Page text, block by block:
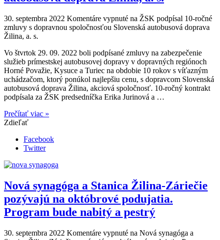
30. septembra 2022 Komentáre vypnuté na ŽSK podpísal 10-ročné
zmluvy s dopravnou spoločnosťou Slovenská autobusová doprava
Žilina, a. s.
Vo štvrtok 29. 09. 2022 boli podpísané zmluvy na zabezpečenie
služieb prímestskej autobusovej dopravy v dopravných regiónoch
Horné Považie, Kysuce a Turiec na obdobie 10 rokov s víťazným
uchádzačom, ktorý ponúkol najlepšiu cenu, s dopravcom Slovenská
autobusová doprava Žilina, akciová spoločnosť. 10-ročný kontrakt
podpísala za ŽSK predsedníčka Erika Jurinová a …
Prečítať viac »
Zdieľať
Facebook
Twitter
Nová synagóga a Stanica Žilina-Záriečie
pozývajú na októbrové podujatia.
Program bude nabitý a pestrý
30. septembra 2022 Komentáre vypnuté na Nová synagóga a